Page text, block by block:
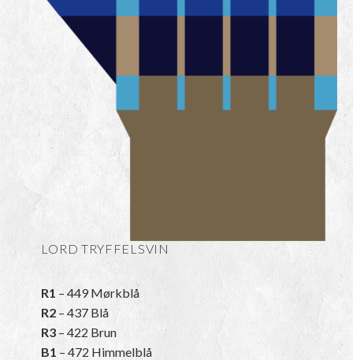
LORD TRYFFELSVIN
R1 – 449 Mørkblå
R2 – 437 Blå
R3 – 422 Brun
B1 – 472 Himmelblå